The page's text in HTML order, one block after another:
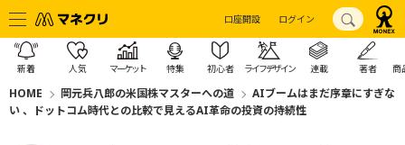
口座開設 ログイン
新着 人気 マーケット 特集 初心者 ライフデザイン 連載 著者 商
HOME 岡元兵八郎の米国株マスターへの道
AIブームはまだ序章にすぎな
い 、ドットコム時代との比較で見えるAI革命の投資の持続性